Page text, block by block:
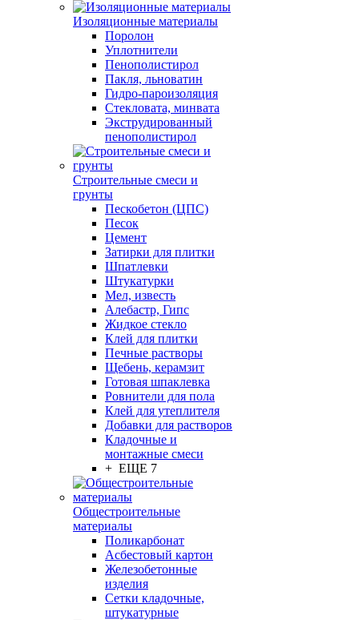
Изоляционные материалы
Поролон
Уплотнители
Пенополистирол
Пакля, льноватин
Гидро-пароизоляция
Стекловата, минвата
Экструдированный
пенополистирол
Строительные смеси и
грунты
Пескобетон (ЦПС)
Песок
Цемент
Затирки для плитки
Шпатлевки
Штукатурки
Мел, известь
Алебастр, Гипс
Жидкое стекло
Клей для плитки
Печные растворы
Щебень, керамзит
Готовая шпаклевка
Ровнители для пола
Клей для утеплителя
Добавки для растворов
Кладочные и
монтажные смеси
+ ЕЩЕ 7
Общестроительные
материалы
Поликарбонат
Асбестовый картон
Железобетонные
изделия
Сетки кладочные,
штукатурные